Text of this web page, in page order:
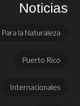
Noticias
Para la Naturaleza
Puerto Rico
Internacionales